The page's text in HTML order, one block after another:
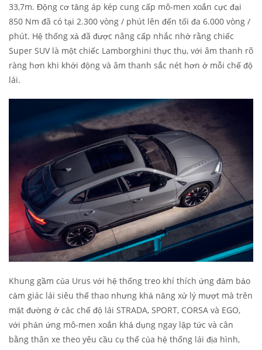
33,7m. Động cơ tăng áp kép cung cấp mô-men xoắn cực đại
850 Nm đã có tại 2.300 vòng / phút lên đến tối đa 6.000 vòng /
phút. Hệ thống xả đã được nâng cấp nhắc nhở rằng chiếc
Super SUV là một chiếc Lamborghini thực thụ, với âm thanh rõ
ràng hơn khi khởi động và âm thanh sắc nét hơn ở mỗi chế độ
lái.
Khung gầm của Urus với hệ thống treo khí thích ứng đảm bảo
cảm giác lái siêu thể thao nhưng khả năng xử lý mượt mà trên
mặt đường ở các chế độ lái STRADA, SPORT, CORSA và EGO,
với phản ứng mô-men xoắn khả dụng ngay lập tức và cân
bằng thân xe theo yêu cầu cụ thể của hệ thống lái địa hình,